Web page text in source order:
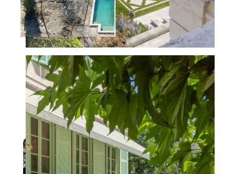
projets similaires